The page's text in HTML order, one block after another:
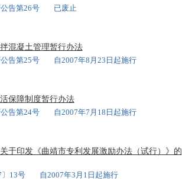
公告第26号 已废止
混凝土管理暂行办法
公告第25号 自2007年8月23日起施行
保障制度暂行办法
公告第24号 自2007年7月18日起施行
于印发《曲靖市专利发展激励办法（试行）》的
〕13号 自2007年3月1日起施行